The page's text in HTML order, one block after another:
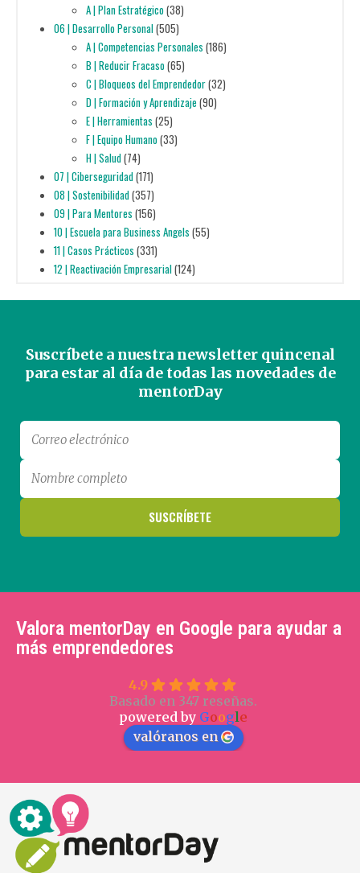
A | Plan Estratégico(38)
06 | Desarrollo Personal(505)
A | Competencias Personales (186)
B | Reducir Fracaso(65)
C | Bloqueos del Emprendedor(32)
D | Formación y Aprendizaje (90)
E | Herramientas (25)
F | Equipo Humano(33)
H | Salud(74)
07 | Ciberseguridad(171)
08 | Sostenibilidad(357)
09 | Para Mentores (156)
10 | Escuela para Business Angels (55)
11 | Casos Prácticos (331)
12 | Reactivación Empresarial(124)
Suscríbete a nuestra newsletter quincenal
para estar al día de todas las novedades de
mentorDay
Valora mentorDay en Google para ayudar a
más emprendedores
4.9
Basado en 347 reseñas.
powered by Google
valóranos en